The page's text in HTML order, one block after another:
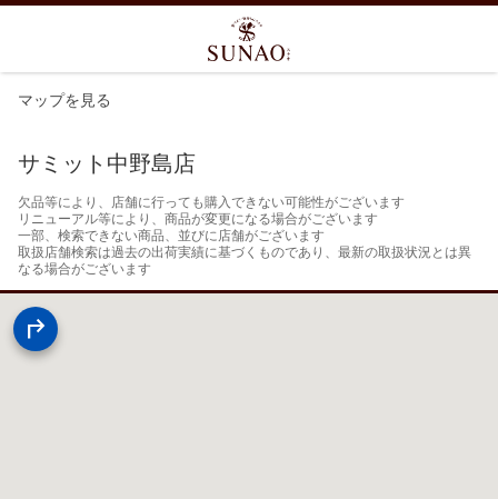
マップを見る
サミット中野島店
欠品等により、店舗に行っても購入できない可能性がございます
リニューアル等により、商品が変更になる場合がございます
一部、検索できない商品、並びに店舗がございます
取扱店舗検索は過去の出荷実績に基づくものであり、最新の取扱状況とは異
なる場合がございます